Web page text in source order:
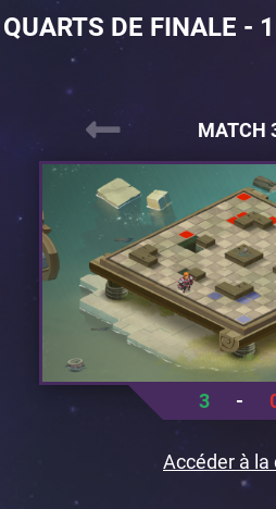
QUARTS DE FINALE
MATCH
3 -
Accéder à la